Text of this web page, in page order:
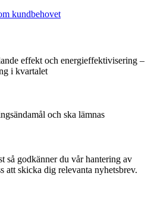
kundbehovet
effekt och energieffektivisering –
i kvartalet
och ska lämnas
så godkänner du vår hantering av
att skicka dig relevanta nyhetsbrev.